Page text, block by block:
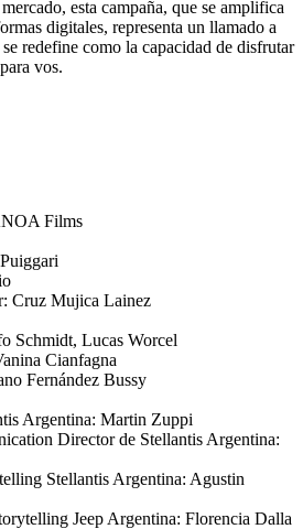
esta campaña, que se amplifica
digitales, representa un llamado a
redefine como la capacidad de disfrutar
vos.
Films
Cruz Mujica Lainez
Schmidt, Lucas Worcel
Cianfagna
Fernández Bussy
Argentina: Martin Zuppi
Director de Stellantis Argentina:
Stellantis Argentina: Agustin
Jeep Argentina: Florencia Dalla